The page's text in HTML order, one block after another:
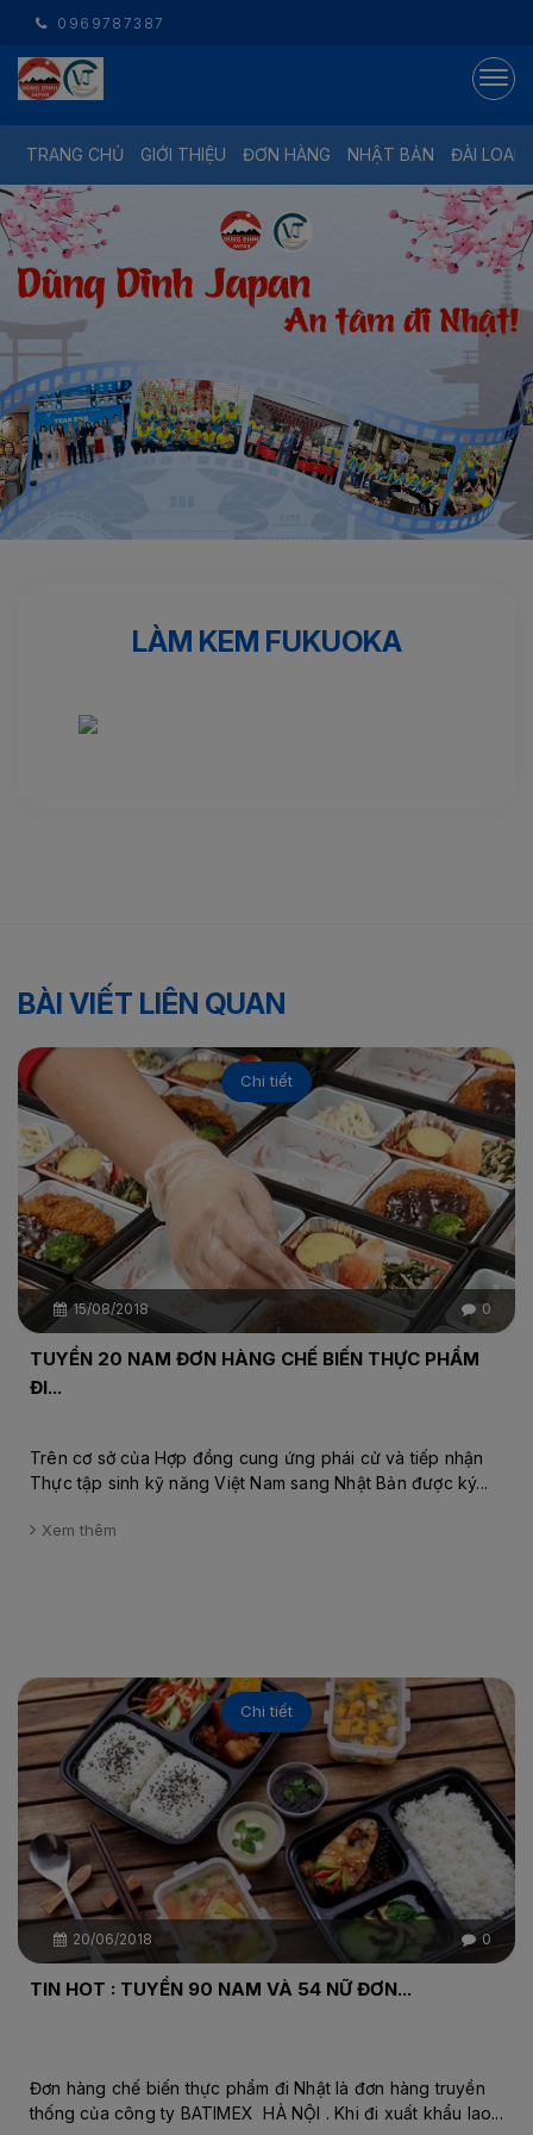
0969787387
TRANG CHỦ GIỚI THIỆU ĐƠN HÀNG NHẬT BẢN ĐÀI LOAN
LÀM KEM FUKUOKA
BÀI VIẾT LIÊN QUAN
15/08/2018 0
Chi tiết
TUYỂN 20 NAM ĐƠN HÀNG CHẾ BIẾN THỰC PHẨM
ĐI...
Trên cơ sở của Hợp đồng cung ứng phái cử và tiếp nhận
Thực tập sinh kỹ năng Việt Nam sang Nhật Bản được ký...
Xem thêm
20/06/2018 0
Chi tiết
TIN HOT : TUYỂN 90 NAM VÀ 54 NỮ ĐƠN...
Đơn hàng chế biến thực phẩm đi Nhật là đơn hàng truyền
thống của công ty BATIMEX HÀ NỘI . Khi đi xuất khẩu lao...